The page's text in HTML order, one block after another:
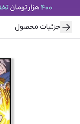
جزئیات محصول